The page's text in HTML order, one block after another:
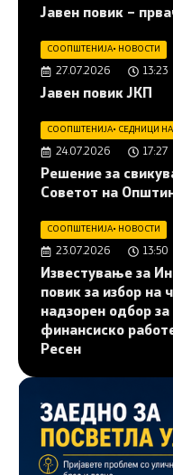
Јавен повик –
СООПШТЕНИЈА• НОВОСТИ
27.07.2026 13:23
Јавен повик ЈКП
СООПШТЕНИЈА• СЕДНИЦИ
24.07.2026 17:27
Решение за
Советот на
СООПШТЕНИЈА• НОВОСТИ
23.07.2026 13:50
Известување за
повик за избор на
надзорен одбор
финансиско
Ресен